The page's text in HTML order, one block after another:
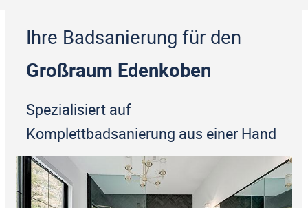
Ihre Badsanierung für den
Großraum Edenkoben
Spezialisiert auf
Komplettbadsanierung aus einer Hand